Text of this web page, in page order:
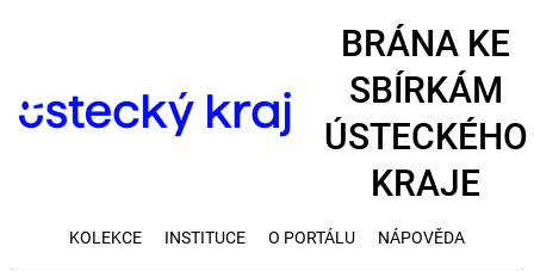
BRÁNA KE
SBÍRKÁM
ÚSTECKÉHO
KRAJE
KOLEKCE INSTITUCE O PORTÁLU NÁPOVĚDA